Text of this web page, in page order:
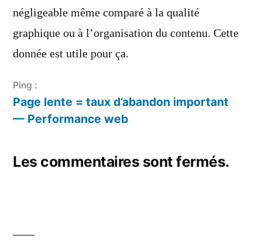
négligeable même comparé à la qualité
graphique ou à l’organisation du contenu. Cette
donnée est utile pour ça.
Ping :
Page lente = taux d’abandon important
— Performance web
Les commentaires sont fermés.